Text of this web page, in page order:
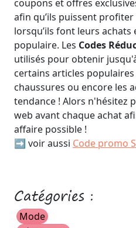
coupons et offres
afin qu’ils puissent profiter
lorsqu’ils font leurs achats
populaire. Les Codes
utilisés pour obtenir
certains articles
chaussures ou encore les
tendance ! Alors n'hésitez
web avant chaque achat
affaire possible !
➡️ voir aussi Code promo
Catégories :
Mode